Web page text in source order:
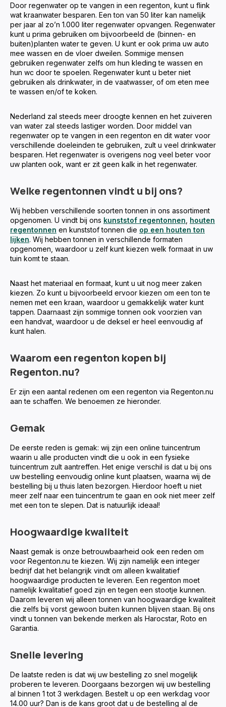
Door regenwater op te vangen in een regenton, kunt u flink
wat kraanwater besparen. Een ton van 50 liter kan namelijk
per jaar al zo’n 1.000 liter regenwater opvangen. Regenwater
kunt u prima gebruiken om bijvoorbeeld de (binnen- en
buiten)planten water te geven. U kunt er ook prima uw auto
mee wassen en de vloer dweilen. Sommige mensen
gebruiken regenwater zelfs om hun kleding te wassen en
hun wc door te spoelen. Regenwater kunt u beter niet
gebruiken als drinkwater, in de vaatwasser, of om eten mee
te wassen en/of te koken.
Nederland zal steeds meer droogte kennen en het zuiveren
van water zal steeds lastiger worden. Door middel van
regenwater op te vangen in een regenton en dit water voor
verschillende doeleinden te gebruiken, zult u veel drinkwater
besparen. Het regenwater is overigens nog veel beter voor
uw planten ook, want er zit geen kalk in het regenwater.
Welke regentonnen vindt u bij ons?
Wij hebben verschillende soorten tonnen in ons assortiment
opgenomen. U vindt bij ons kunststof regentonnen houten
regentonnen en kunststof tonnen die op een houten ton
lijken. Wij hebben tonnen in verschillende formaten
opgenomen, waardoor u zelf kunt kiezen welk formaat in uw
tuin komt te staan.
Naast het materiaal en formaat, kunt u uit nog meer zaken
kiezen. Zo kunt u bijvoorbeeld ervoor kiezen om een ton te
nemen met een kraan, waardoor u gemakkelijk water kunt
tappen. Daarnaast zijn sommige tonnen ook voorzien van
een handvat, waardoor u de deksel er heel eenvoudig af
kunt halen.
Waarom een regenton kopen bij
Regenton.nu?
Er zijn een aantal redenen om een regenton via Regenton.nu
aan te schaffen. We benoemen ze hieronder.
Gemak
De eerste reden is gemak: wij zijn een online tuincentrum
waarin u alle producten vindt die u ook in een fysieke
tuincentrum zult aantreffen. Het enige verschil is dat u bij ons
uw bestelling eenvoudig online kunt plaatsen, waarna wij de
bestelling bij u thuis laten bezorgen. Hierdoor hoeft u niet
meer zelf naar een tuincentrum te gaan en ook niet meer zelf
met een ton te slepen. Dat is natuurlijk ideaal!
Hoogwaardige kwaliteit
Naast gemak is onze betrouwbaarheid ook een reden om
voor Regenton.nu te kiezen. Wij zijn namelijk een integer
bedrijf dat het belangrijk vindt om alleen kwalitatief
hoogwaardige producten te leveren. Een regenton moet
namelijk kwalitatief goed zijn en tegen een stootje kunnen.
Daarom leveren wij alleen tonnen van hoogwaardige kwaliteit
die zelfs bij vorst gewoon buiten kunnen blijven staan. Bij ons
vindt u tonnen van bekende merken als Harocstar, Roto en
Garantia.
Snelle levering
De laatste reden is dat wij uw bestelling zo snel mogelijk
proberen te leveren. Doorgaans bezorgen wij uw bestelling
al binnen 1 tot 3 werkdagen. Bestelt u op een werkdag voor
14.00 uur? Dan is de kans groot dat u de bestelling al de